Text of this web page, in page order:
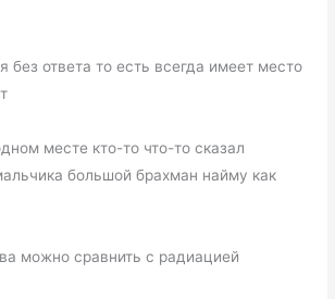
без ответа то есть всегда имеет место
месте кто-то что-то сказал
большой брахман найму как
можно сравнить с радиацией